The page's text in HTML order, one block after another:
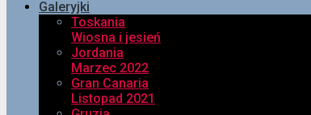
Galeryjki
Toskania
Wiosna i jesień
Jordania
Marzec 2022
Gran Canaria
Listopad 2021